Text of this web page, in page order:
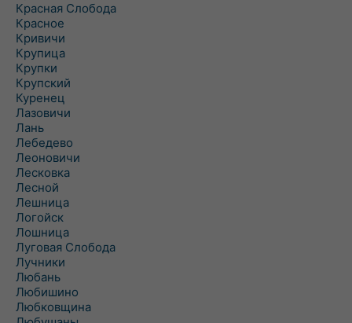
Красная Слобода
Красное
Кривичи
Крупица
Крупки
Крупский
Куренец
Лазовичи
Лань
Лебедево
Леоновичи
Лесковка
Лесной
Лешница
Логойск
Лошница
Луговая Слобода
Лучники
Любань
Любишино
Любковщина